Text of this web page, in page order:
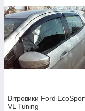
Вітровики Ford
VL Tuning